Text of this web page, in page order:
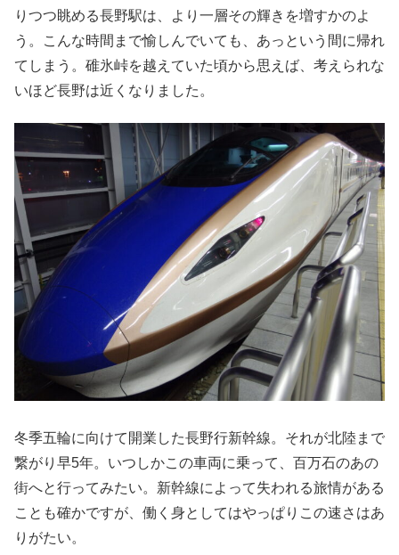
りつつ眺める長野駅は、より一層その輝きを増すかのよ
う。こんな時間まで愉しんでいても、あっという間に帰れ
てしまう。碓氷峠を越えていた頃から思えば、考えられな
いほど長野は近くなりました。
冬季五輪に向けて開業した長野行新幹線。それが北陸まで
繋がり早5年。いつしかこの車両に乗って、百万石のあの
街へと行ってみたい。新幹線によって失われる旅情がある
ことも確かですが、働く身としてはやっぱりこの速さはあ
りがたい。